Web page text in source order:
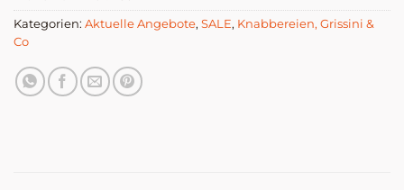
Kategorien: Aktuelle Angebote, SALE, Knabbereien, Grissini &
Co